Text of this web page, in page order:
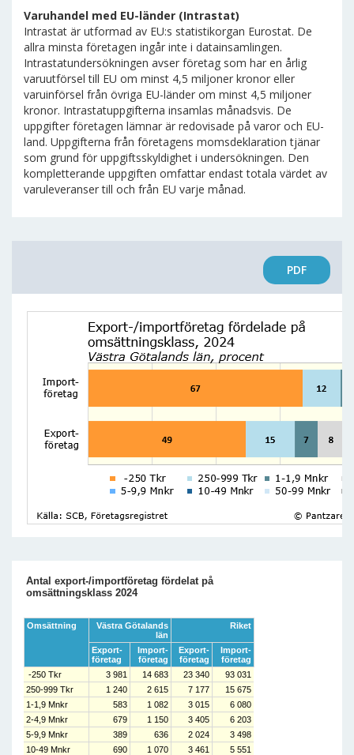
Varuhandel med EU-länder (Intrastat)
Intrastat är utformad av EU:s statistikorgan Eurostat. De
allra minsta företagen ingår inte i datainsamlingen.
Intrastatundersökningen avser företag som har en årlig
varuutförsel till EU om minst 4,5 miljoner kronor eller
varuinförsel från övriga EU-länder om minst 4,5 miljoner
kronor. Intrastatuppgifterna insamlas månadsvis. De
uppgifter företagen lämnar är redovisade på varor och EU-
land. Uppgifterna från företagens momsdeklaration tjänar
som grund för uppgiftsskyldighet i undersökningen. Den
kompletterande uppgiften omfattar endast totala värdet av
varuleveranser till och från EU varje månad.
PDF
Antal export-/importföretag fördelat på
omsättningsklass 2024
Omsättning
Västra Götalands
län
Riket
Export-
företag
Import-
företag
Export-
företag
Import-
företag
-250 Tkr
3 981 14 683 23 340
93 031
250-999 Tkr
1 240 2 615 7 177
15 675
1-1,9 Mnkr
583 1 082 3 015
6 080
2-4,9 Mnkr
679 1 150 3 405
6 203
5-9,9 Mnkr
389 636 2 024
3 498
10-49 Mnkr
690 1 070 3 461
5 551